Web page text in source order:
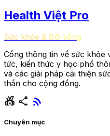
Health Việt Pro
Sức khỏe & Đời sống
Cổng thông tin về sức khỏe
tức, kiến thức y học phổ
và các giải pháp cải thiện
thần cho cộng đồng.
social_leaderboard share rss_feed
Chuyên mục